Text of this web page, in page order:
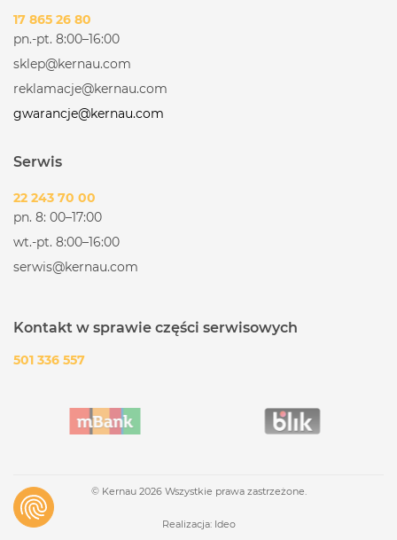
17 865 26 80
pn.-pt. 8:00–16:00
sklep@kernau.com
reklamacje@kernau.com
gwarancje@kernau.com
Serwis
22 243 70 00
pn. 8: 00–17:00
wt.-pt. 8:00–16:00
serwis@kernau.com
Kontakt w sprawie części serwisowych
501 336 557
© Kernau 2026 Wszystkie prawa zastrzeżone.
Realizacja: Ideo